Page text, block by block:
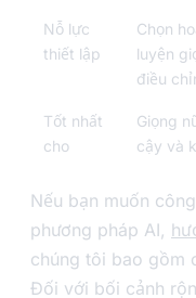
Nỗ lực
thiết lập
Chọn
luyện
điều
Tốt nhất
cho
Giọng
cậy và
Nếu bạn muốn
phương pháp AI,
chúng tôi bao gồm
Đối với bối cảnh